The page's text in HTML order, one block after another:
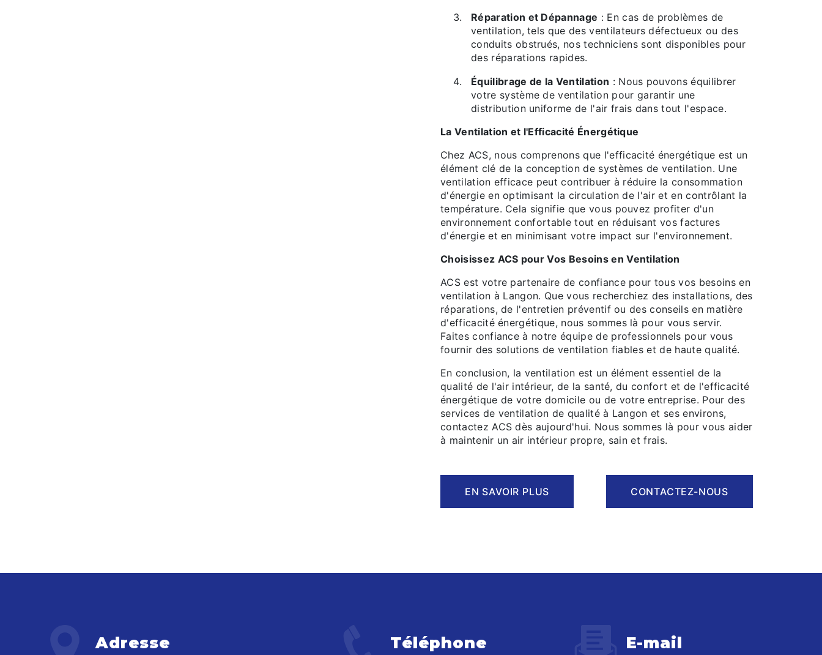
Réparation et Dépannage : En cas de problèmes de
ventilation, tels que des ventilateurs défectueux ou des
conduits obstrués, nos techniciens sont disponibles pour
des réparations rapides.
Équilibrage de la Ventilation : Nous pouvons équilibrer
votre système de ventilation pour garantir une
distribution uniforme de l'air frais dans tout l'espace.
La Ventilation et l'Efficacité Énergétique
Chez ACS, nous comprenons que l'efficacité énergétique est un
élément clé de la conception de systèmes de ventilation. Une
ventilation efficace peut contribuer à réduire la consommation
d'énergie en optimisant la circulation de l'air et en contrôlant la
température. Cela signifie que vous pouvez profiter d'un
environnement confortable tout en réduisant vos factures
d'énergie et en minimisant votre impact sur l'environnement.
Choisissez ACS pour Vos Besoins en Ventilation
ACS est votre partenaire de confiance pour tous vos besoins en
ventilation à Langon. Que vous recherchiez des installations, des
réparations, de l'entretien préventif ou des conseils en matière
d'efficacité énergétique, nous sommes là pour vous servir.
Faites confiance à notre équipe de professionnels pour vous
fournir des solutions de ventilation fiables et de haute qualité.
En conclusion, la ventilation est un élément essentiel de la
qualité de l'air intérieur, de la santé, du confort et de l'efficacité
énergétique de votre domicile ou de votre entreprise. Pour des
services de ventilation de qualité à Langon et ses environs,
contactez ACS dès aujourd'hui. Nous sommes là pour vous aider
à maintenir un air intérieur propre, sain et frais.
EN SAVOIR PLUS CONTACTEZ-NOUS
Adresse Téléphone E-mail